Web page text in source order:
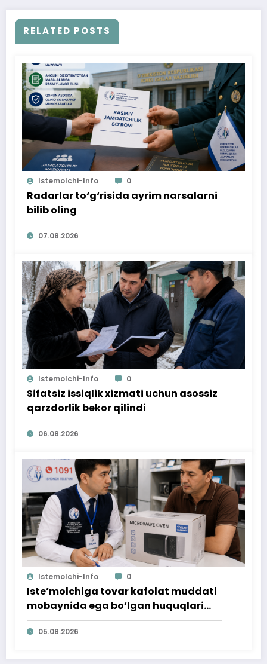
RELATED POSTS
Istemolchi-Info 0
Radarlar to‘g‘risida ayrim narsalarni
bilib oling
07.08.2026
Istemolchi-Info 0
Sifatsiz issiqlik xizmati uchun asossiz
qarzdorlik bekor qilindi
06.08.2026
Istemolchi-Info 0
Iste’molchiga tovar kafolat muddati
mobaynida ega bo‘lgan huquqlari
ta’minlab berildi
05.08.2026